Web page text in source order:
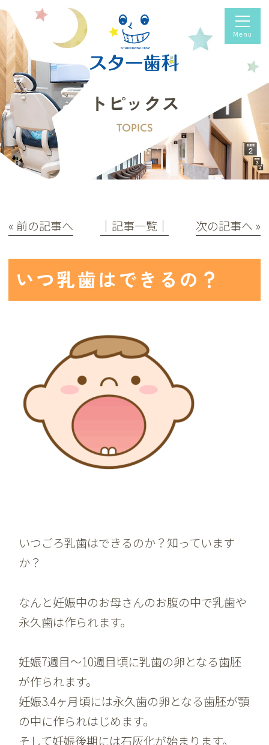
トピックス
TOPICS
« 前の記事へ │記事一覧│ 次の記事へ »
いつ乳歯はできるの？
いつごろ乳歯はできるのか？知っています
か？
なんと妊娠中のお母さんのお腹の中で乳歯や
永久歯は作られます。
妊娠7週目〜10週目頃に乳歯の卵となる歯胚
が作られます。
妊娠3.4ヶ月頃には永久歯の卵となる歯胚が顎
の中に作られはじめます。
そして妊娠後期には石灰化が始まります。